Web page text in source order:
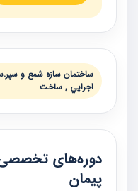
ساختمان سازه شمع و
اجرايي , ساخت
دوره‌های تخصصی
پیمان